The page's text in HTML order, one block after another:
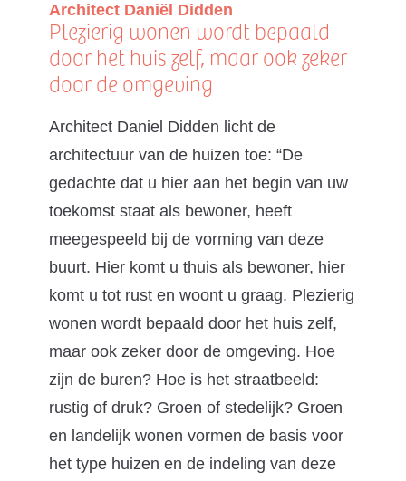
Architect Daniël Didden
Plezierig wonen wordt bepaald
door het huis zelf, maar ook zeker
door de omgeving
Architect Daniel Didden licht de
architectuur van de huizen toe: “De
gedachte dat u hier aan het begin van uw
toekomst staat als bewoner, heeft
meegespeeld bij de vorming van deze
buurt. Hier komt u thuis als bewoner, hier
komt u tot rust en woont u graag. Plezierig
wonen wordt bepaald door het huis zelf,
maar ook zeker door de omgeving. Hoe
zijn de buren? Hoe is het straatbeeld:
rustig of druk? Groen of stedelijk? Groen
en landelijk wonen vormen de basis voor
het type huizen en de indeling van deze